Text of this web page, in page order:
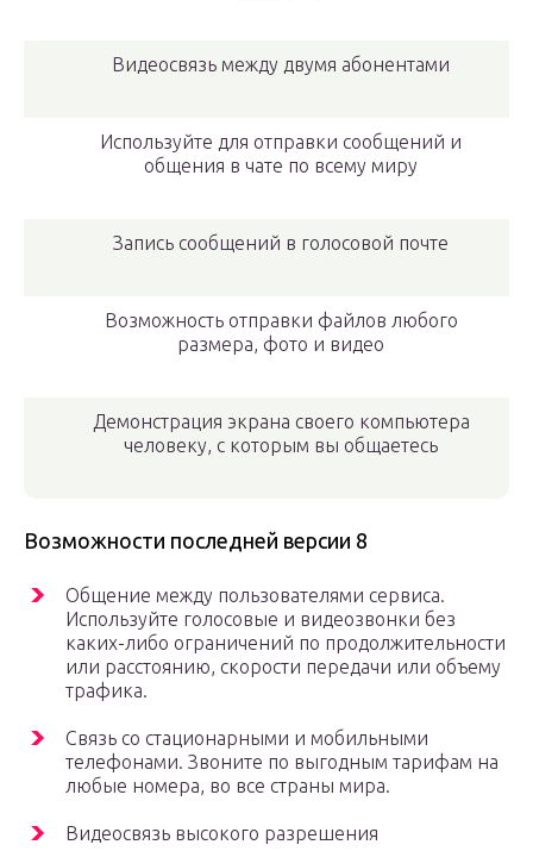
Видеосвязь между двумя абонентами
Используйте для отправки сообщений и
общения в чате по всему миру
Запись сообщений в голосовой почте
Возможность отправки файлов любого
размера, фото и видео
Демонстрация экрана своего компьютера
человеку, с которым вы общаетесь
Возможности последней версии 8
Общение между пользователями сервиса.
Используйте голосовые и видеозвонки без
каких-либо ограничений по продолжительности
или расстоянию, скорости передачи или объему
трафика.
Связь со стационарными и мобильными
телефонами. Звоните по выгодным тарифам на
любые номера, во все страны мира.
Видеосвязь высокого разрешения